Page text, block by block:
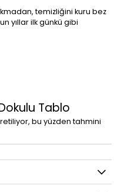
temizliğini kuru bez
yıllar ilk günkü gibi
Tablo
bu yüzden tahmini